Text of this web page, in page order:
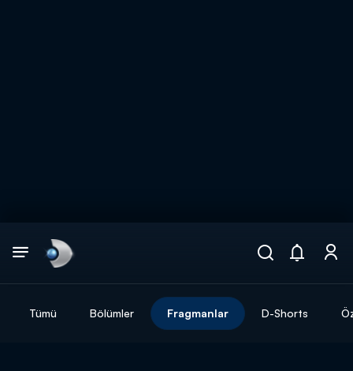
Tümü Bölümler Fragmanlar D-Shorts